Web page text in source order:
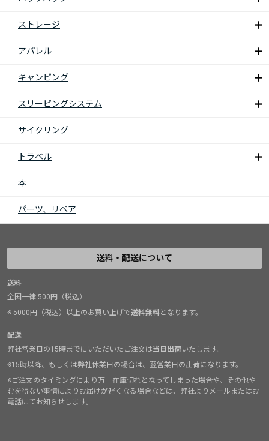
ストレージ
アパレル
キャンピング
スリーピングシステム
サイクリング
トラベル
本
パーツ、リペア
送料・配送について
送料
全国一律 500円（税込）
※ 5000円（税込）以上のお買い上げで送料無料となります。
配送
弊社営業日の15時までにいただいたご注文は当日出荷いたします。
※15時以降、もしくは弊社休業日の場合は、翌営業日の出荷になります。
※ご注文のタイミングにより万一在庫切れとなってしまった場合や、その他や
むを得ない事情によりお届けが遅くなる場合などは、弊社よりメールまたはお
電話にてお知らせします。